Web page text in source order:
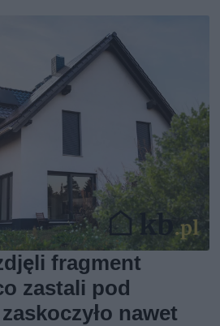
fragment
zastali pod
nawet